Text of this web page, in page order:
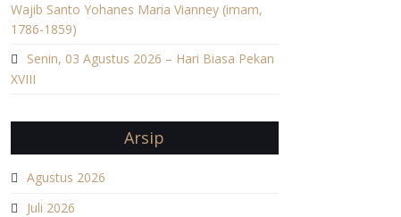
Wajib Santo Yohanes Maria Vianney (imam,
1786-1859)
Senin, 03 Agustus 2026 – Hari Biasa Pekan
XVIII
Arsip
Agustus 2026
Juli 2026